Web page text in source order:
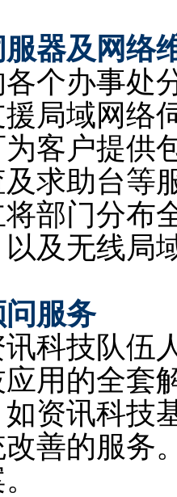
器及网络
个办事处
局域网络
客户提供
求助台等
部门分布
及无线局
服务
科技队伍
用的全套
资讯科技
善的服务